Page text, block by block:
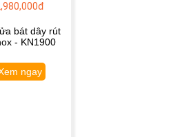
bát dây rút
- KN1900
ngay